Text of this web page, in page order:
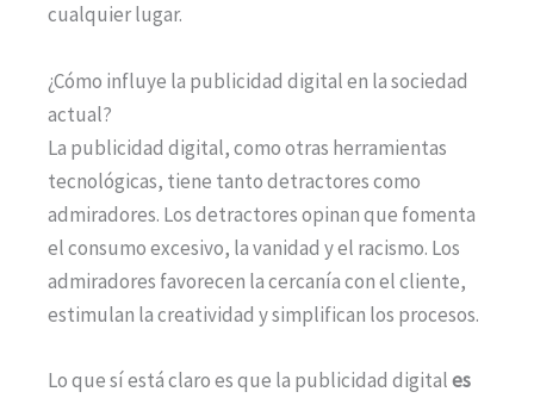
cualquier lugar.
¿Cómo influye la publicidad digital en la sociedad
actual?
La publicidad digital, como otras herramientas
tecnológicas, tiene tanto detractores como
admiradores. Los detractores opinan que fomenta
el consumo excesivo, la vanidad y el racismo. Los
admiradores favorecen la cercanía con el cliente,
estimulan la creatividad y simplifican los procesos.
Lo que sí está claro es que la publicidad digitales